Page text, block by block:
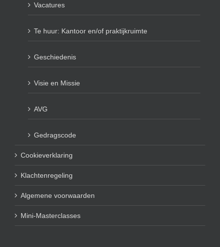
Vacatures
Te huur: Kantoor en/of praktijkruimte
Geschiedenis
Visie en Missie
AVG
Gedragscode
Cookieverklaring
Klachtenregeling
Algemene voorwaarden
Mini-Masterclasses